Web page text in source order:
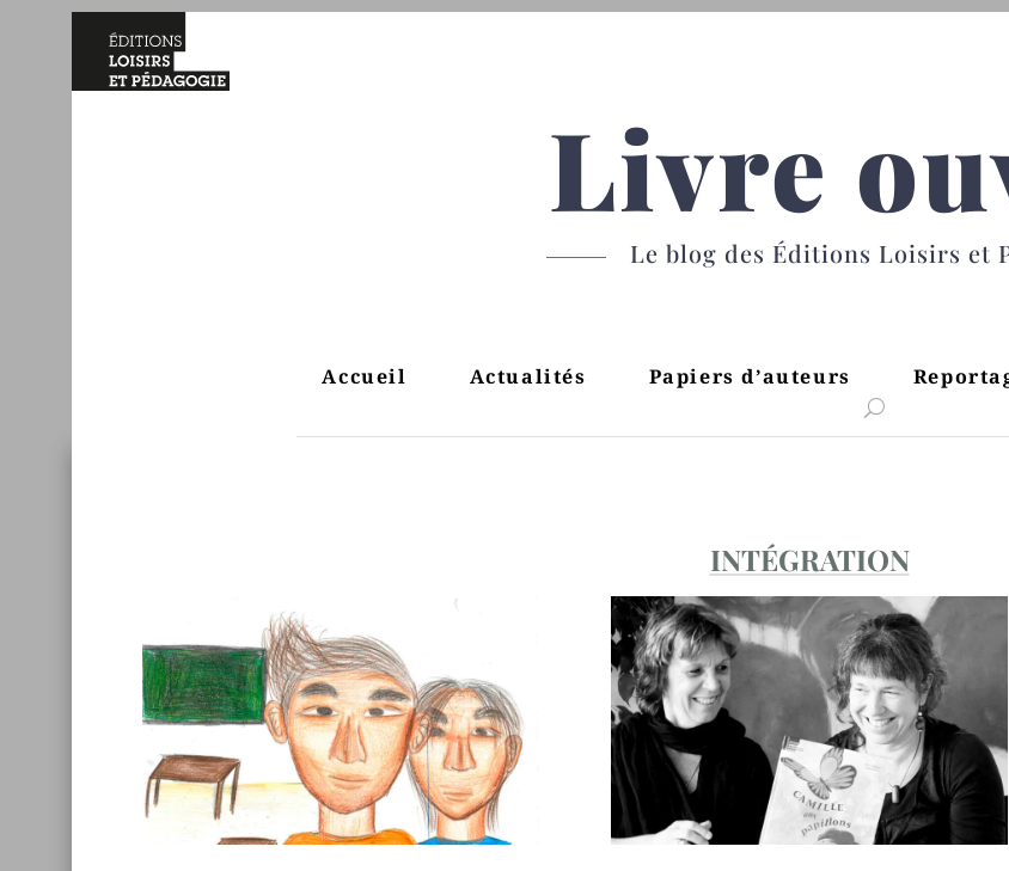
Livre
Le blog des Éditions Loisirs et
Accueil Actualités Papiers d’auteurs
INTÉGRATION